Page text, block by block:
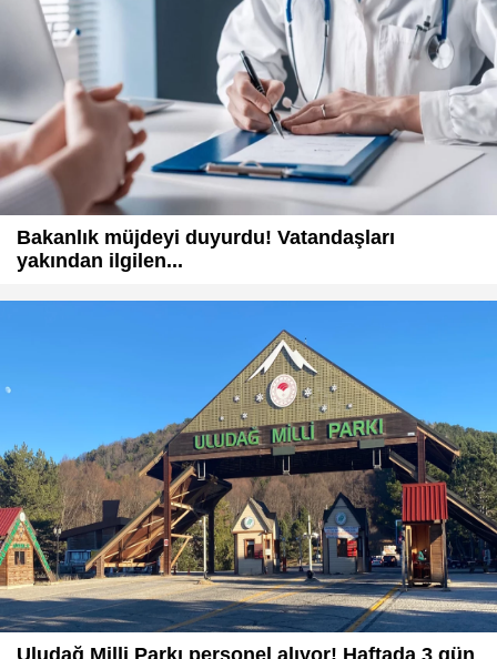
Bakanlık müjdeyi duyurdu! Vatandaşları
yakından ilgilen...
Uludağ Milli Parkı personel alıyor! Haftada 3 gün